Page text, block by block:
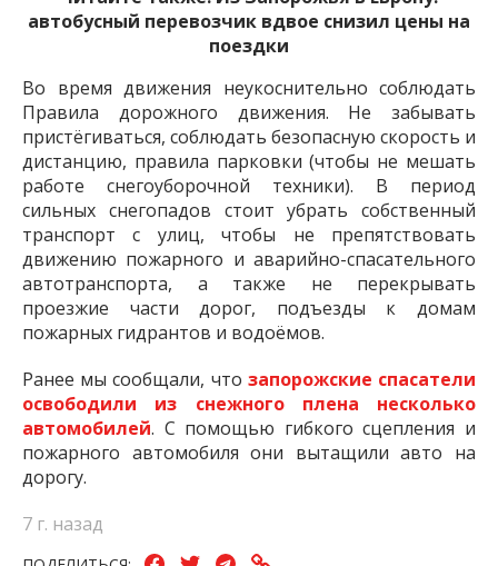
автобусный перевозчик вдвое снизил цены на
поездки
Во время движения неукоснительно соблюдать
Правила дорожного движения. Не забывать
пристёгиваться, соблюдать безопасную скорость и
дистанцию, правила парковки (чтобы не мешать
работе снегоуборочной техники). В период
сильных снегопадов стоит убрать собственный
транспорт с улиц, чтобы не препятствовать
движению пожарного и аварийно-спасательного
автотранспорта, а также не перекрывать
проезжие части дорог, подъезды к домам
пожарных гидрантов и водоёмов.
Ранее мы сообщали, что запорожские спасатели
освободили из снежного плена несколько
автомобилей. С помощью гибкого сцепления и
пожарного автомобиля они вытащили авто на
дорогу.
7 г. назад